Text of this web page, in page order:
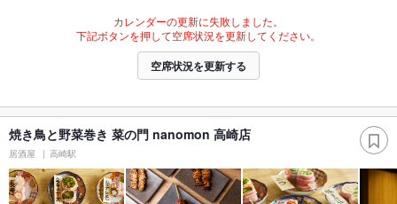
カレンダーの更新に失敗しました。
下記ボタンを押して空席状況を更新してください。
空席状況を更新する
焼き鳥と野菜巻き 菜の門 nanomon 高崎店
居酒屋 高崎駅